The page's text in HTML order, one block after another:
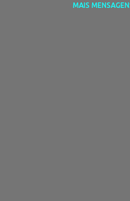
MAIS